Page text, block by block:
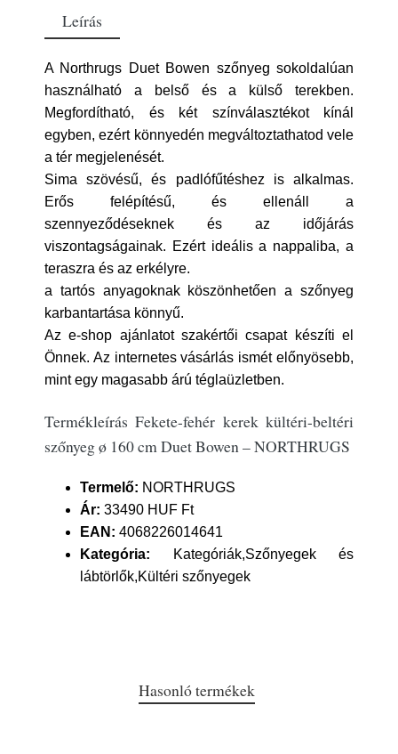
Leírás
A Northrugs Duet Bowen szőnyeg sokoldalúan
használható a belső és a külső terekben.
Megfordítható, és két színválasztékot kínál
egyben, ezért könnyedén megváltoztathatod vele
a tér megjelenését.
Sima szövésű, és padlófűtéshez is alkalmas.
Erős felépítésű, és ellenáll a
szennyeződéseknek és az időjárás
viszontagságainak. Ezért ideális a nappaliba, a
teraszra és az erkélyre.
a tartós anyagoknak köszönhetően a szőnyeg
karbantartása könnyű.
Az e-shop ajánlatot szakértői csapat készíti el
Önnek. Az internetes vásárlás ismét előnyösebb,
mint egy magasabb árú téglaüzletben.
Termékleírás Fekete-fehér kerek kültéri-beltéri
szőnyeg ø 160 cm Duet Bowen – NORTHRUGS
Termelő: NORTHRUGS
Ár: 33490 HUF Ft
EAN: 4068226014641
Kategória: Kategóriák,Szőnyegek és
lábtörlők,Kültéri szőnyegek
Hasonló termékek